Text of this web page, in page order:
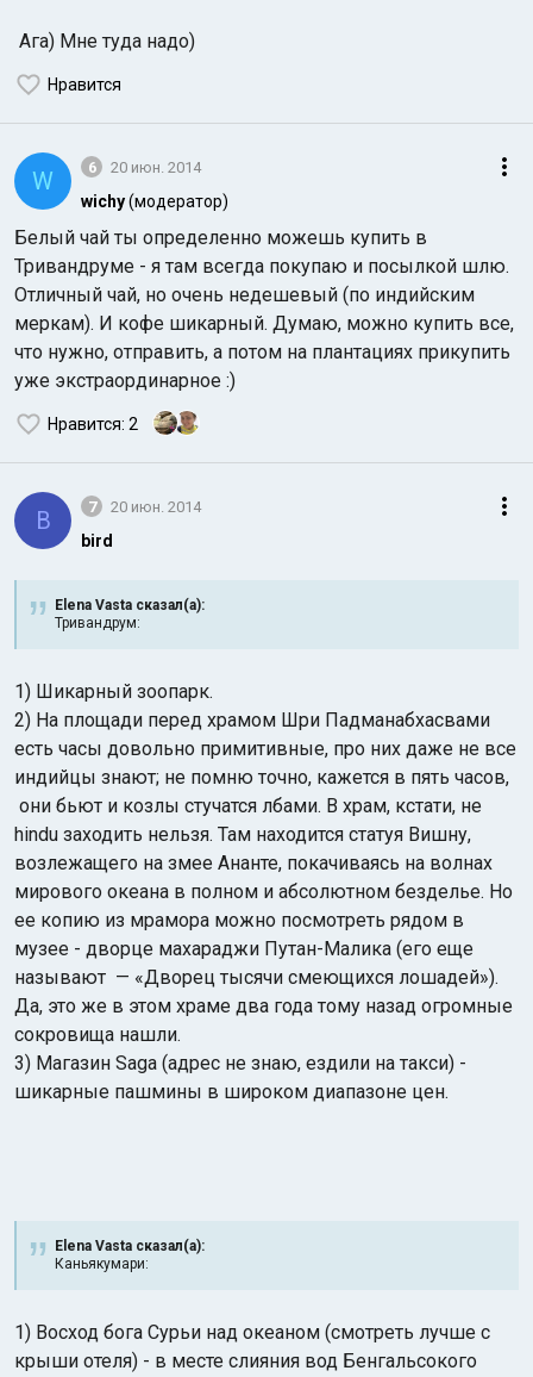
Ага) Мне туда надо)
Нравится
W 6 20 июн. 2014
wichy(модератор)
Белый чай ты определенно можешь купить в
Тривандруме - я там всегда покупаю и посылкой шлю.
Отличный чай, но очень недешевый (по индийским
меркам). И кофе шикарный. Думаю, можно купить все,
что нужно, отправить, а потом на плантациях прикупить
уже экстраординарное :)
Нравится: 2
B 7 20 июн. 2014
bird
Elena Vasta сказал(а):
Тривандрум:
1) Шикарный зоопарк.
2) На площади перед храмом Шри Падманабхасвами
есть часы довольно примитивные, про них даже не все
индийцы знают; не помню точно, кажется в пять часов,
они бьют и козлы стучатся лбами. В храм, кстати, не
hindu заходить нельзя. Там находится статуя Вишну,
возлежащего на змее Ананте, покачиваясь на волнах
мирового океана в полном и абсолютном безделье. Но
ее копию из мрамора можно посмотреть рядом в
музее - дворце махараджи Путан-Малика (его еще
называют — «Дворец тысячи смеющихся лошадей»).
Да, это же в этом храме два года тому назад огромные
сокровища нашли.
3) Магазин Saga (адрес не знаю, ездили на такси) -
шикарные пашмины в широком диапазоне цен.
Elena Vasta сказал(а):
Каньякумари:
1) Восход бога Сурьи над океаном (смотреть лучше с
крыши отеля) - в месте слияния вод Бенгальсокого